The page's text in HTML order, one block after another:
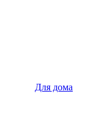
Для дома